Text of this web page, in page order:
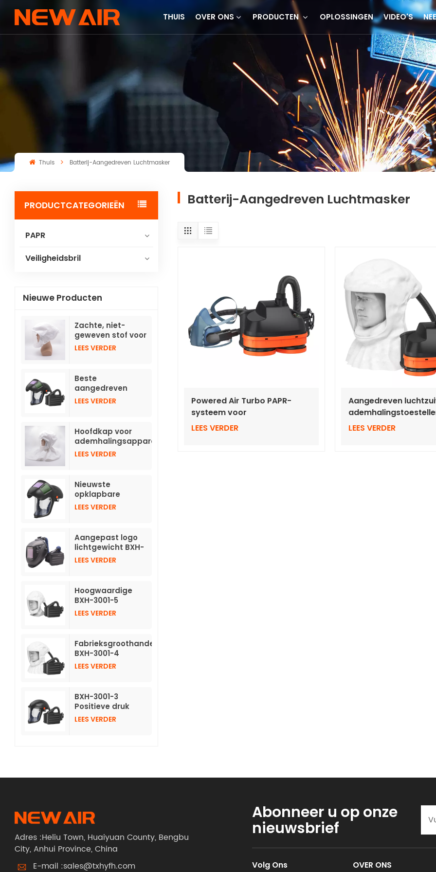
THUIS OVER ONS PRODUCTEN OPLOSSINGEN VIDEO'S
Thuis Batterij-Aangedreven Luchtmasker
PRODUCTCATEGORIEËN
PAPR
Veiligheidsbril
Nieuwe Producten
Zachte, niet-
geweven stof voor
de hoofdband van
met slang.
LEES VERDER
Beste
aangedreven
luchtzuiverende
automatisch
verduisterende
helmen
LEES VERDER
Hoofdkap voor
ademhalingsapparatuur
met
LEES VERDER
Nieuwste
opklapbare
automatisch
aangedreven
luchtzuiverende
ademhalingsapparatuur
LEES VERDER
Aangepast logo
lichtgewicht BXH-
3001 aangedreven
TH3 met lashelm
LEES VERDER
Hoogwaardige
BXH-3001-5
aangedreven
met korte kap
LEES VERDER
Fabrieksgroothandel
BXH-3001-4
aangedreven
met lange, niet-
geweven kap
LEES VERDER
BXH-3001-3
Positieve druk
luchtzuiverende
LEES VERDER
Batterij-Aangedreven Luchtmasker
Powered Air Turbo PAPR-
systeem voor
halfgelaatsmaskers
LEES VERDER
Aangedreven
RD40-interface
LEES VERDER
Adres :Heliu Town, Huaiyuan County, Bengbu
City, Anhui Province, China
E-mail :sales@txhyfh.com
Abonneer u op onze
nieuwsbrief
Volg Ons OVER ONS